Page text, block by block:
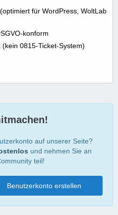
für WordPress, WoltLab
konform
0815-Ticket-System)
auf unserer Seite?
und nehmen Sie an
teil!
Benutzerkonto erstellen